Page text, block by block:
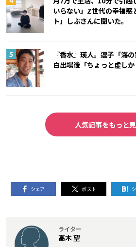
いらない」Z世代の幸福感
ト」しぶさんに聞いた。
『香水』瑛人。逗子「海
白出場後「ちょっと虚しか
人気記事をもっと
ライター
高木 望